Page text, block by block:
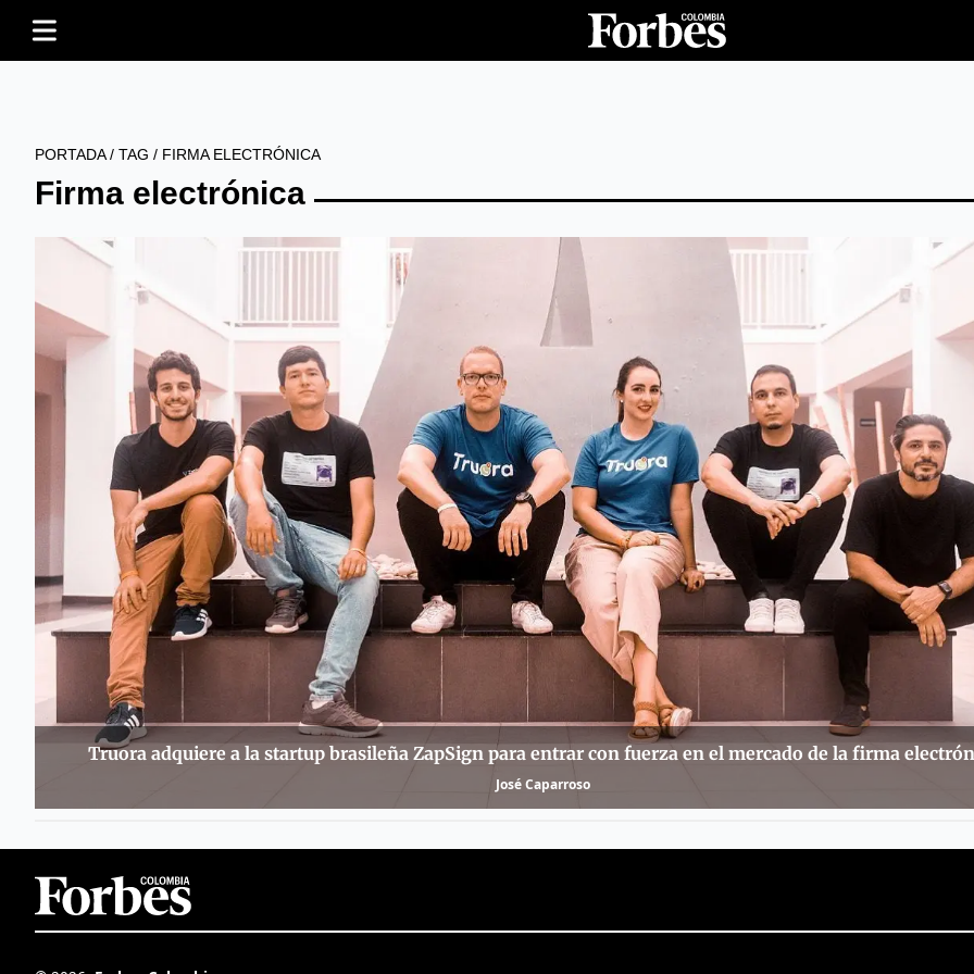
PORTADA/ TAG / FIRMA ELECTRÓNICA
Firma electrónica
Truora adquiere a la startup brasileña ZapSign para entrar con fuerza en el mercado de la firma
José Caparroso